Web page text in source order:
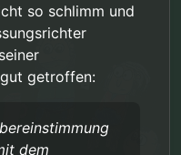
so schlimm und
getroffen:
dem